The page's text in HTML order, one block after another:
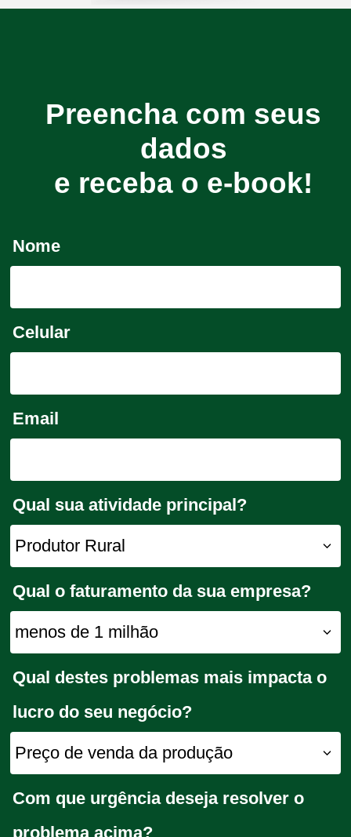
Preencha com seus
dados
e receba o e-book!
Nome
Celular
Email
Qual sua atividade principal?
Qual o faturamento da sua empresa?
Qual destes problemas mais impacta o
lucro do seu negócio?
Com que urgência deseja resolver o
problema acima?